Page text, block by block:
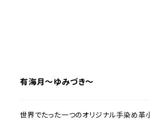
有海月～ゆみづき～
世界でたった一つのオリジナル手染め革